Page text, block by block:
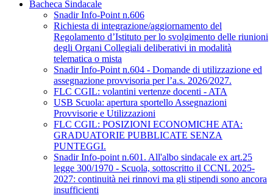
Bacheca Sindacale
Snadir Info-Point n.606
Richiesta di integrazione/aggiornamento del
Regolamento d’Istituto per lo svolgimento delle riunioni
degli Organi Collegiali deliberativi in modalità
telematica o mista
Snadir Info-Point n.604 - Domande di utilizzazione ed
assegnazione provvisoria per l’a.s. 2026/2027.
FLC CGIL: volantini vertenze docenti - ATA
USB Scuola: apertura sportello Assegnazioni
Provvisorie e Utilizzazioni
FLC CGIL: POSIZIONI ECONOMICHE ATA:
GRADUATORIE PUBBLICATE SENZA
PUNTEGGI.
Snadir Info-point n.601. All'albo sindacale ex art.25
legge 300/1970 - Scuola, sottoscritto il CCNL 2025-
2027: continuità nei rinnovi ma gli stipendi sono ancora
insufficienti